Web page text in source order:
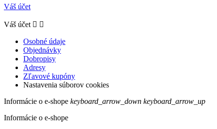
Váš účet
Váš účet  
Osobné údaje
Objednávky
Dobropisy
Adresy
Zľavové kupóny
Nastavenia súborov cookies
Informácie o e-shope keyboard_arrow_down keyboard_arrow_up
Informácie o e-shope